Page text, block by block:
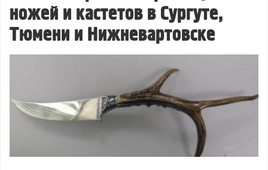
ножей и кастетов в Сургуте,
Тюмени и Нижневартовске